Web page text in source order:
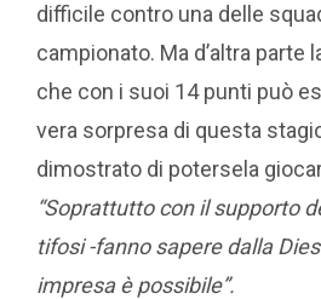
difficile contro una delle
campionato. Ma d’altra parte
che con i suoi 14 punti può
vera sorpresa di questa
dimostrato di potersela
“Soprattutto con il supporto
tifosi -fanno sapere dalla
impresa è possibile”.